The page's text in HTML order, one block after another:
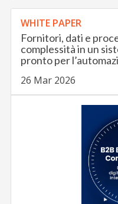
WHITE PAPER
Fornitori, dati e
complessità in un
pronto per
26 Mar 2026